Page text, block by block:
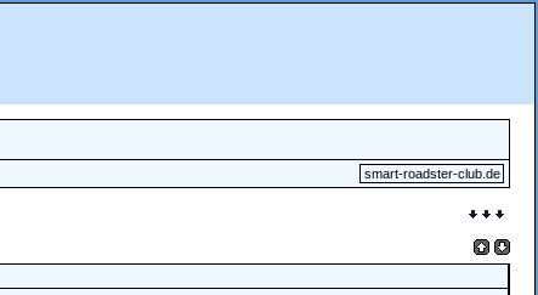
smart-roadster-club.de